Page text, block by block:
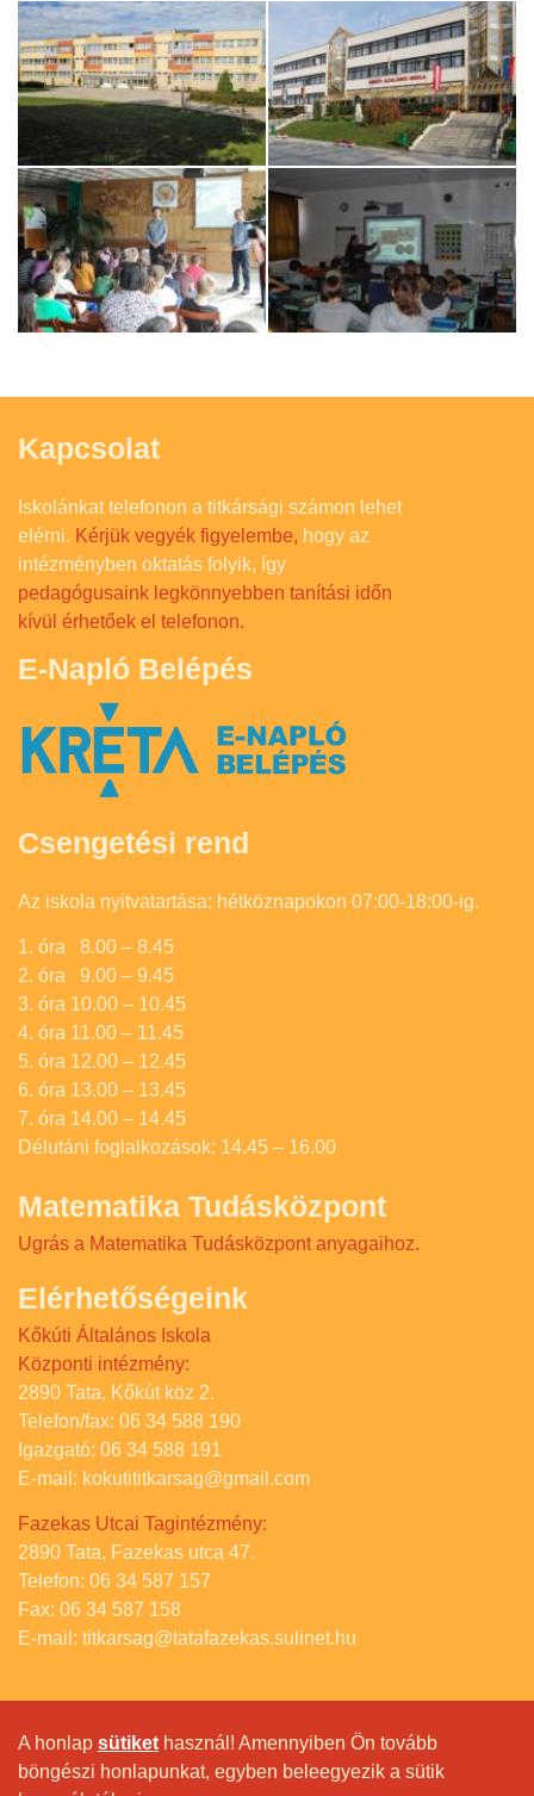
Kapcsolat
Iskolánkat telefonon a titkársági számon lehet
elérni. Kérjük vegyék figyelembe, hogy az
intézményben oktatás folyik, így
pedagógusaink legkönnyebben tanítási időn
kívül érhetőek el telefonon.
E-Napló Belépés
Csengetési rend
Az iskola nyitvatartása: hétköznapokon 07:00-18:00-ig.
1. óra 8.00 – 8.45
2. óra 9.00 – 9.45
3. óra 10.00 – 10.45
4. óra 11.00 – 11.45
5. óra 12.00 – 12.45
6. óra 13.00 – 13.45
7. óra 14.00 – 14.45
Délutáni foglalkozások: 14.45 – 16.00
Matematika Tudásközpont
Ugrás a Matematika Tudásközpont anyagaihoz.
Elérhetőségeink
Kőkúti Általános Iskola
Központi intézmény:
2890 Tata, Kőkút köz 2.
Telefon/fax: 06 34 588 190
Igazgató: 06 34 588 191
E-mail: kokutititkarsag@gmail.com
Fazekas Utcai Tagintézmény:
2890 Tata, Fazekas utca 47.
Telefon: 06 34 587 157
Fax: 06 34 587 158
E-mail: titkarsag@tatafazekas.sulinet.hu
A honlap sütiket használ! Amennyiben Ön tovább
böngészi honlapunkat, egyben beleegyezik a sütik